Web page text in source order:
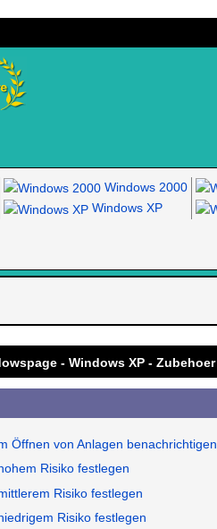
Windows 2000
Windows XP
- Windows XP - Zubehoer
Öffnen von Anlagen benachrichtigen
Risiko festlegen
Risiko festlegen
Risiko festlegen